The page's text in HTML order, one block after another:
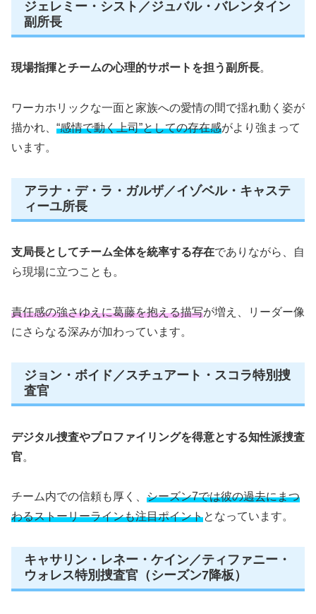
ジェレミー・シスト／ジュバル・バレンタイン
副所長
現場指揮とチームの心理的サポートを担う副所長。
ワーカホリックな一面と家族への愛情の間で揺れ動く姿が
描かれ、 “感情で動く上司”としての存在感がより強まって
います。
アラナ・デ・ラ・ガルザ／イゾベル・キャステ
ィーユ所長
支局長としてチーム全体を統率する存在でありながら、自
ら現場に立つことも。
責任感の強さゆえに葛藤を抱える描写が増え、リーダー像
にさらなる深みが加わっています。
ジョン・ボイド／スチュアート・スコラ特別捜
査官
デジタル捜査やプロファイリングを得意とする知性派捜査
官。
チーム内での信頼も厚く、 シーズン7では彼の過去にまつ
わるストーリーラインも注目ポイントとなっています。
キャサリン・レネー・ケイン／ティファニー・
ウォレス特別捜査官（シーズン7降板）